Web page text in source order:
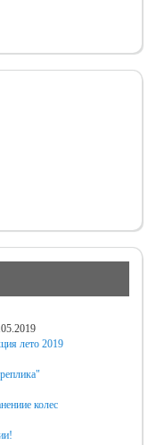
лето 2019
колес